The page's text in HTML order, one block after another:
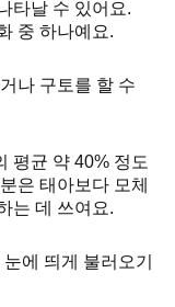
타날 수 있어요.
중 하나예요.
나 구토를 할 수
평균 약 40% 정도
은 태아보다 모체
는 데 쓰여요.
에 띄게 불러오기